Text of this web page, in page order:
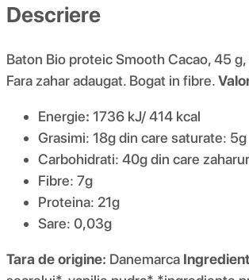
Descriere
Baton Bio proteic Smooth Cacao, 45
Fara zahar adaugat. Bogat in fibre.
Energie: 1736 kJ/ 414 kcal
Grasimi: 18g din care saturate: 5g
Carbohidrati: 40g din care
Fibre: 7g
Proteina: 21g
Sare: 0,03g
Tara de origine: Danemarca